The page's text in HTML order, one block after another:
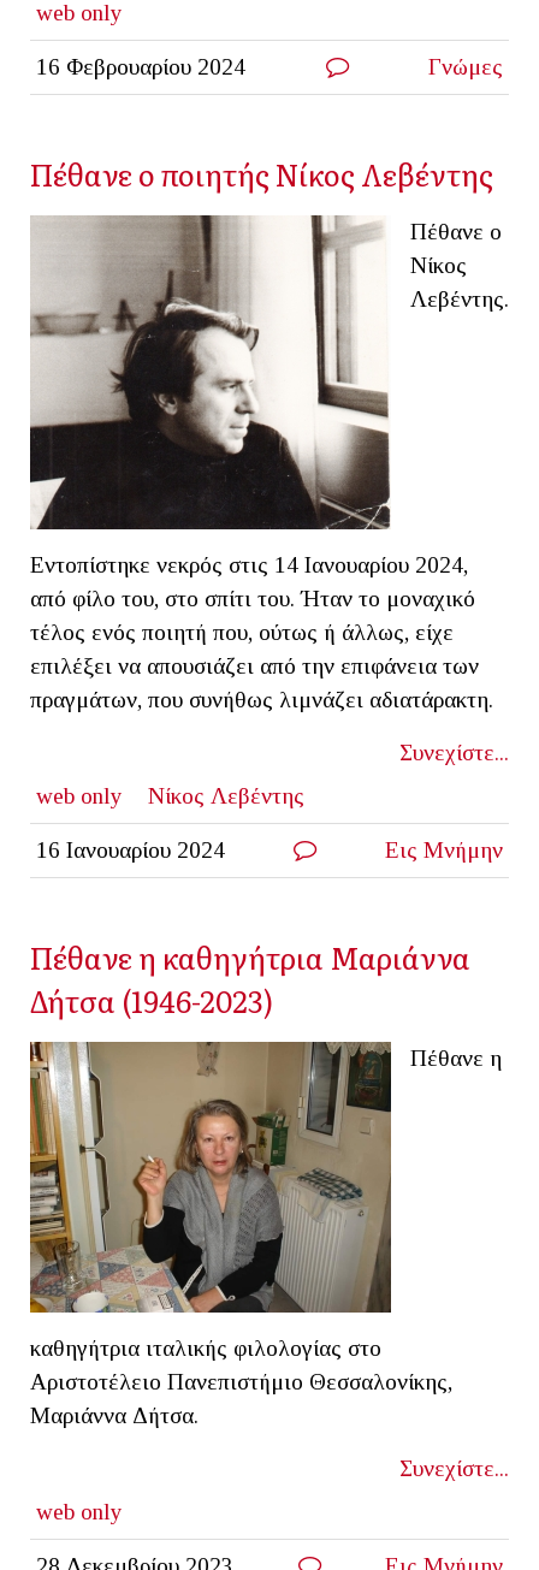
web only
16 Φεβρουαρίου 2024 Γνώμες
Πέθανε ο ποιητής Νίκος Λεβέντης
Πέθανε ο
Νίκος
Λεβέντης.
Εντοπίστηκε νεκρός στις 14 Ιανουαρίου 2024,
από φίλο του, στο σπίτι του. Ήταν το μοναχικό
τέλος ενός ποιητή που, ούτως ή άλλως, είχε
επιλέξει να απουσιάζει από την επιφάνεια των
πραγμάτων, που συνήθως λιμνάζει αδιατάρακτη.
Συνεχίστε...
web only
Νίκος Λεβέντης
16 Ιανουαρίου 2024 Εις Μνήμην
Πέθανε η καθηγήτρια Μαριάννα
Δήτσα (1946-2023)
Πέθανε η
καθηγήτρια ιταλικής φιλολογίας στο
Αριστοτέλειο Πανεπιστήμιο Θεσσαλονίκης,
Μαριάννα Δήτσα.
Συνεχίστε...
web only